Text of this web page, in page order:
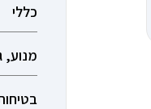
כללי
מנוע,